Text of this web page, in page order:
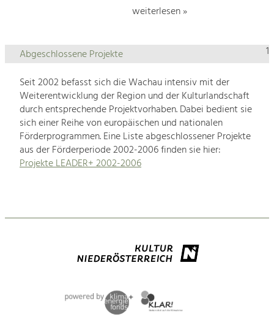
weiterlesen »
1
Abgeschlossene Projekte
Seit 2002 befasst sich die Wachau intensiv mit der
Weiterentwicklung der Region und der Kulturlandschaft
durch entsprechende Projektvorhaben. Dabei bedient sie
sich einer Reihe von europäischen und nationalen
Förderprogrammen. Eine Liste abgeschlossener Projekte
aus der Förderperiode 2002-2006 finden sie hier:
Projekte LEADER+ 2002-2006